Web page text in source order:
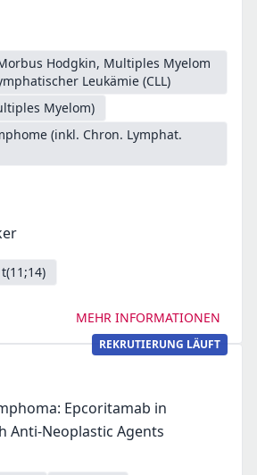
Hodgkin, Multiples Myelom
Leukämie (CLL)
Myelom)
(inkl. Chron. Lymphat.
t(11;14)
MEHR INFORMATIONEN
REKRUTIERUNG LÄUFT
Epcoritamab in
Anti-Neoplastic Agents